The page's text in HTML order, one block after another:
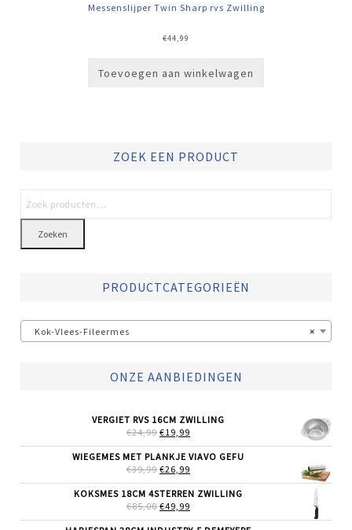
Messenslijper Twin Sharp rvs Zwilling
€44,99
Toevoegen aan winkelwagen
ZOEK EEN PRODUCT
Zoeken
PRODUCTCATEGORIEËN
×
Kok-Vlees-Fileermes
ONZE AANBIEDINGEN
VERGIET RVS 16CM ZWILLING
€24,99 OORSPRONKELIJKE
WAS:
€24,99.
€19,99
IS:
WIEGEMES MET PLANKJE VIAVO GEFU
€39,99 OORSPRONKELIJKE
WAS:
€39,99.
€26,99
IS:
KOKSMES 18CM 4STERREN ZWILLING
€85,00 OORSPRONKELIJKE
€49,99